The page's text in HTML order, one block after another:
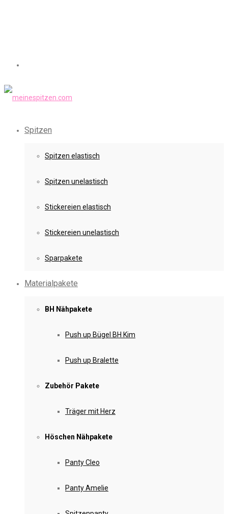
Spitzen
Spitzen elastisch
Spitzen unelastisch
Stickereien elastisch
Stickereien unelastisch
Sparpakete
Materialpakete
BH Nähpakete
Push up Bügel BH Kim
Push up Bralette
Zubehör Pakete
Träger mit Herz
Höschen Nähpakete
Panty Cleo
Panty Amelie